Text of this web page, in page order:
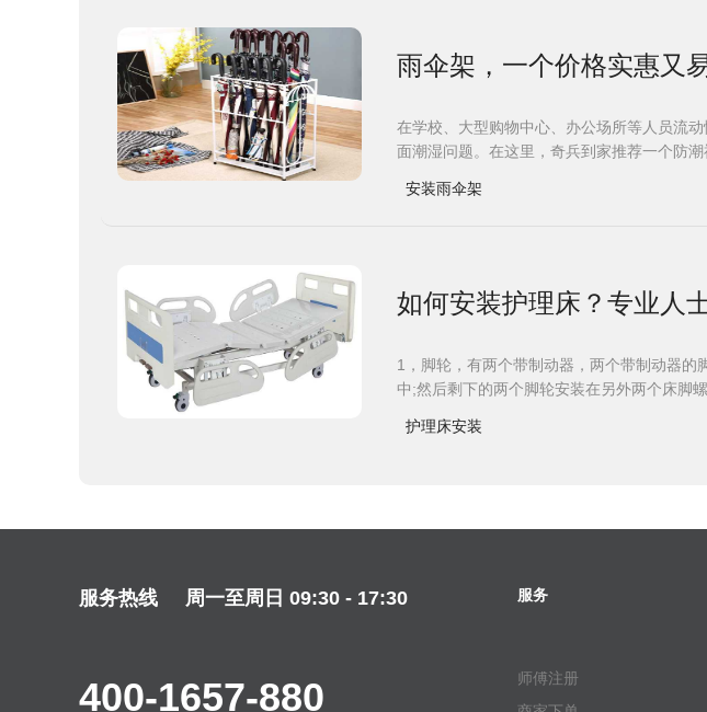
雨伞架，一个价格实惠又
在学校、大型购物中心、办公场所等人员流
面潮湿问题。在这里，奇兵到家推荐一个防潮
安装雨伞架
如何安装护理床？专业人
1，脚轮，有两个带制动器，两个带制动器
中;然后剩下的两个脚轮安装在另外两个床脚螺
护理床安装
服务热线 周一至周日 09:30 - 17:30
400-1657-880
服务
师傅注册